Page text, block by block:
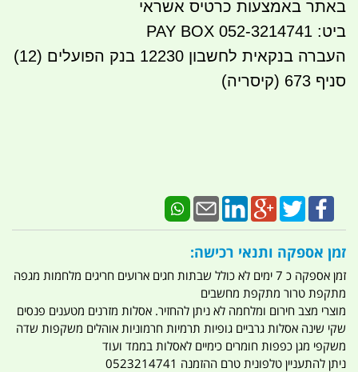
באתר באמצעות כרטיס אשראי
ביט: 052-3214741 PAY BOX
העברה בנקאית לחשבון 12230 בנק הפועלים (12)
סניף 673 (קיסריה)
זמן אספקה ותנאי רכישה:
זמן אספקה כ 7 ימים לא כולל שבתות חגים ארועים חריגים מלחמות מגפה
מתקפת טרור מתקפת מחשבים
מוצרי מצב חירום ומלחמה לא ניתן להחזיר. אסלות מזרנים מטענים פנסים
שקי שינה אסלות גרביים גופיות תרמיות חרמוניות אוהלים משקפות שדה
משקפי מגן כפפות חומרים כימיים לאסלות בממד ועוד
ניתן להתעניין טלפונית טרם ההזמנה 0523214741